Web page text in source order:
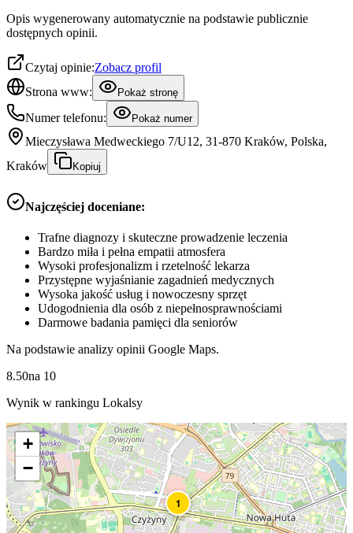
Opis wygenerowany automatycznie na podstawie publicznie
dostępnych opinii.
Czytaj opinie:Zobacz profil
Strona www:
Pokaż stronę
Numer telefonu: Pokaż numer
Mieczysława Medweckiego 7/U12, 31-870 Kraków, Polska,
Kraków
Kopiuj
Najczęściej doceniane:
Trafne diagnozy i skuteczne prowadzenie leczenia
Bardzo miła i pełna empatii atmosfera
Wysoki profesjonalizm i rzetelność lekarza
Przystępne wyjaśnianie zagadnień medycznych
Wysoka jakość usług i nowoczesny sprzęt
Udogodnienia dla osób z niepełnosprawnościami
Darmowe badania pamięci dla seniorów
Na podstawie analizy opinii Google Maps.
8.50na 10
Wynik w rankingu Lokalsy
1
+
−